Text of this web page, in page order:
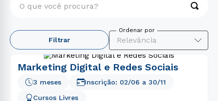
Filtrar Relevância
Marketing Digital e Redes Sociais
3 meses
Cursos Livres
Inscrição: 02/06 a 30/11
TERMOS MAIS BUSCADOS
medicina
2º
educação física